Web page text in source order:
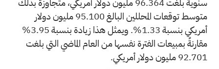
متوسط توقعات المحللين البالغ 95.100 مليون دولار
أمريكي بنسبة 1.33%. ويمثل هذا زيادة بنسبة 3.95%
مقارنةً بمبيعات الفترة نفسها من العام الماضي التي بلغت
92.701 مليون دولار أمريكي.